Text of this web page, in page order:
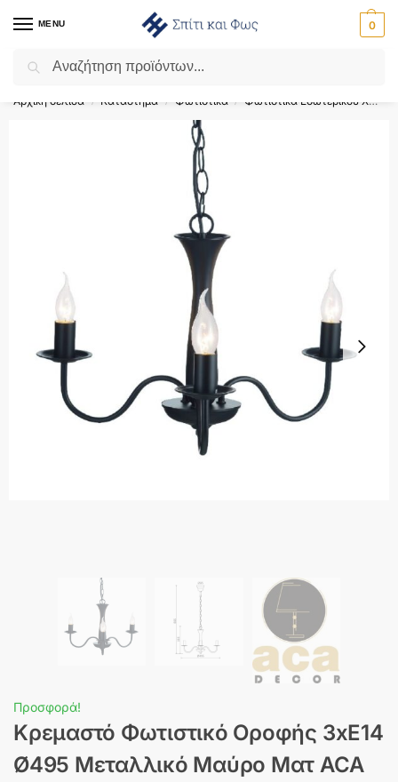
MENU 0
Flash Sale ⚡ 10% Έκπτωση με τον κωδικό ‘SPRING’!
Αρχική σελίδα / Κατάστημα / Φωτιστικά / Φωτιστικά Εσωτερικού Χώρου
Προσφορά!
Κρεμαστό Φωτιστικό Οροφής 3xE14
Ø495 Μεταλλικό Μαύρο Ματ ACA